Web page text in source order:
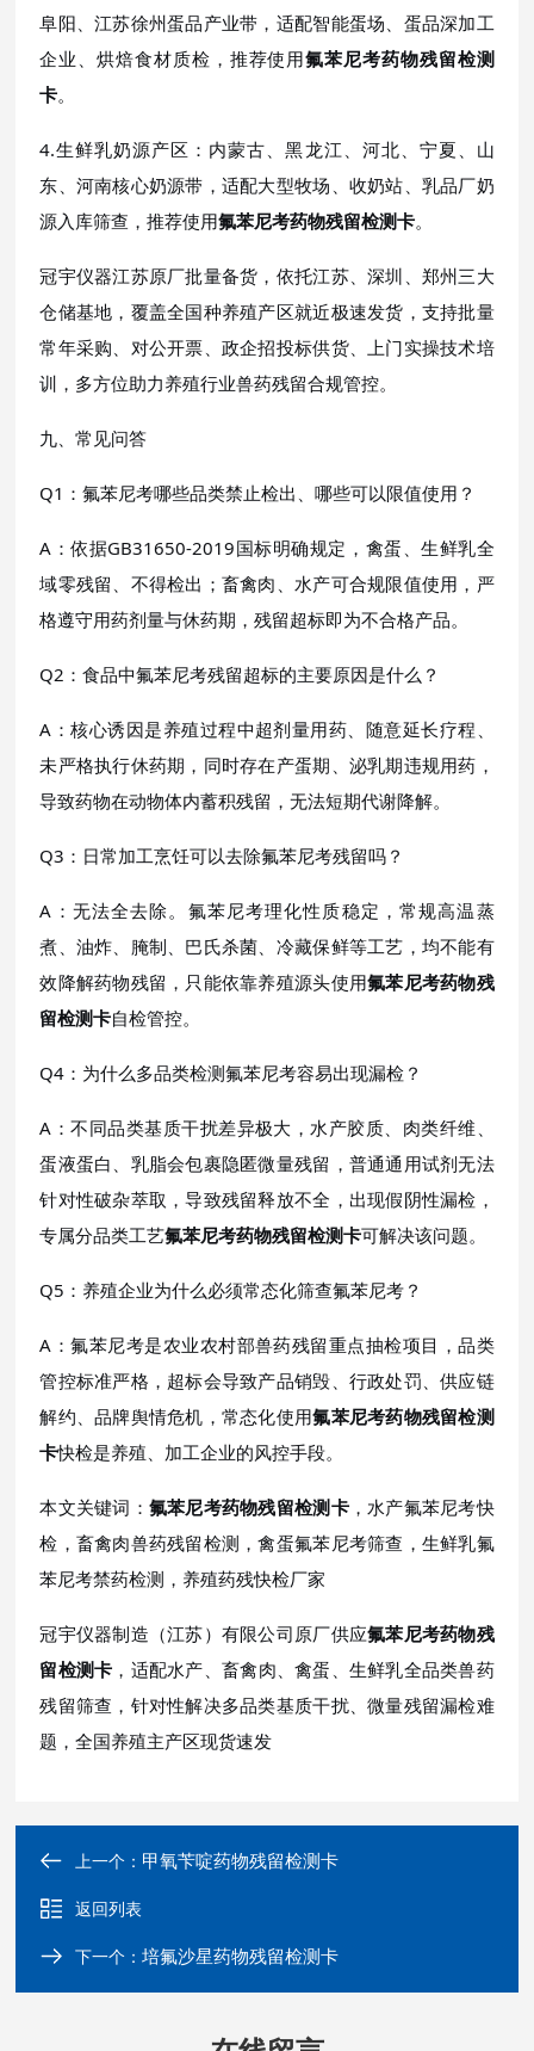
阜阳、江苏徐州蛋品产业带，适配智能蛋场、蛋品深加工
企业、烘焙食材质检，推荐使用氟苯尼考药物残留检测
卡。
4.生鲜乳奶源产区：内蒙古、黑龙江、河北、宁夏、山
东、河南核心奶源带，适配大型牧场、收奶站、乳品厂奶
源入库筛查，推荐使用氟苯尼考药物残留检测卡。
冠宇仪器江苏原厂批量备货，依托江苏、深圳、郑州三大
仓储基地，覆盖全国种养殖产区就近极速发货，支持批量
常年采购、对公开票、政企招投标供货、上门实操技术培
训，多方位助力养殖行业兽药残留合规管控。
九、常见问答
Q1：氟苯尼考哪些品类禁止检出、哪些可以限值使用？
A：依据GB31650-2019国标明确规定，禽蛋、生鲜乳全
域零残留、不得检出；畜禽肉、水产可合规限值使用，严
格遵守用药剂量与休药期，残留超标即为不合格产品。
Q2：食品中氟苯尼考残留超标的主要原因是什么？
A：核心诱因是养殖过程中超剂量用药、随意延长疗程、
未严格执行休药期，同时存在产蛋期、泌乳期违规用药，
导致药物在动物体内蓄积残留，无法短期代谢降解。
Q3：日常加工烹饪可以去除氟苯尼考残留吗？
A：无法全去除。氟苯尼考理化性质稳定，常规高温蒸
煮、油炸、腌制、巴氏杀菌、冷藏保鲜等工艺，均不能有
效降解药物残留，只能依靠养殖源头使用氟苯尼考药物残
留检测卡自检管控。
Q4：为什么多品类检测氟苯尼考容易出现漏检？
A：不同品类基质干扰差异极大，水产胶质、肉类纤维、
蛋液蛋白、乳脂会包裹隐匿微量残留，普通通用试剂无法
针对性破杂萃取，导致残留释放不全，出现假阴性漏检，
专属分品类工艺氟苯尼考药物残留检测卡可解决该问题。
Q5：养殖企业为什么必须常态化筛查氟苯尼考？
A：氟苯尼考是农业农村部兽药残留重点抽检项目，品类
管控标准严格，超标会导致产品销毁、行政处罚、供应链
解约、品牌舆情危机，常态化使用氟苯尼考药物残留检测
卡快检是养殖、加工企业的风控手段。
本文关键词： 氟苯尼考药物残留检测卡，水产氟苯尼考快
检，畜禽肉兽药残留检测，禽蛋氟苯尼考筛查，生鲜乳氟
苯尼考禁药检测，养殖药残快检厂家
冠宇仪器制造（江苏）有限公司原厂供应氟苯尼考药物残
留检测卡 ，适配水产、畜禽肉、禽蛋、生鲜乳全品类兽药
残留筛查，针对性解决多品类基质干扰、微量残留漏检难
题，全国养殖主产区现货速发
上一个： 甲氧苄啶药物残留检测卡
返回列表
下一个：培氟沙星药物残留检测卡